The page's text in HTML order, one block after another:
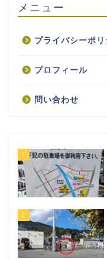
メニュー
プライバシーポリ
プロフィール
問い合わせ
1
2